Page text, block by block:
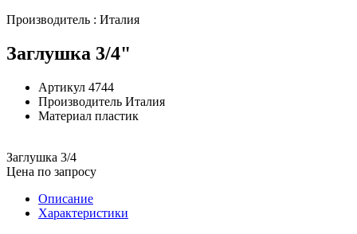
Производитель : Италия
Заглушка 3/4"
Артикул 4744
Производитель Италия
Материал пластик
Заглушка 3/4
Цена по запросу
Описание
Характеристики